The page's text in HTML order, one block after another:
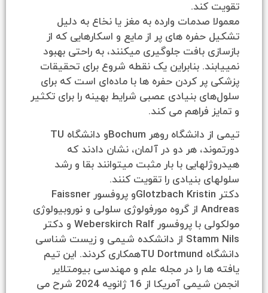
صدمات وارده به مغز یا نخاع به دلیل
های پر از مایع و اسکارهایی که از
بافت جلوگیری میکنند، به راحتی بهبود
بنابراین یک نقطه شروع برای تحقیقات
کردن حفره ها با ماده‌ای است که برای
بنیادی عصبی شرایط بهینه را برای تکثیر
فراهم می کند.
تیمی از دانشگاه روهر Bochumو دانشگاه TU
هر دو در آلمان، نشان دادند که
با بار مثبت میتوانند بقا و رشد
بنیادی را تقویت کنند.
دکتر Glotzbach Kristinو پروفسور Faissner
Andreas از گروه مورفولوژی سلولی و نوروبیولوژی
مولکولی با پروفسور Weberskirch Ralf و دکتر
Stamm Nils از دانشکده شیمی و زیست شناسی
دانشگاه TU Dortmundهمکاری کردند. این تیم
را در مجله علم و مهندسی بیومتلایر
انجمن شیمی آمریکا از 16 ژانویه 2024 شرح می